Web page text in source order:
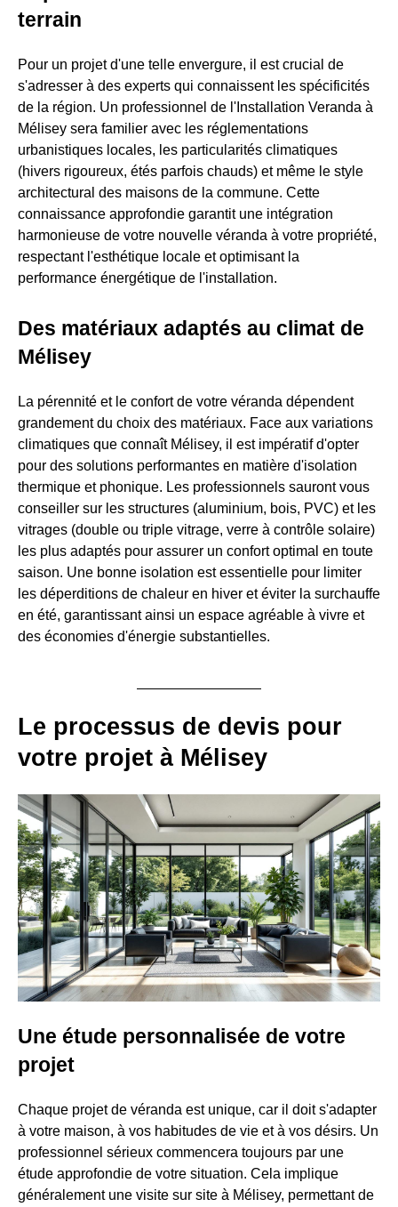
terrain
Pour un projet d'une telle envergure, il est crucial de
s'adresser à des experts qui connaissent les spécificités
de la région. Un professionnel de l'Installation Veranda à
Mélisey sera familier avec les réglementations
urbanistiques locales, les particularités climatiques
(hivers rigoureux, étés parfois chauds) et même le style
architectural des maisons de la commune. Cette
connaissance approfondie garantit une intégration
harmonieuse de votre nouvelle véranda à votre propriété,
respectant l'esthétique locale et optimisant la
performance énergétique de l'installation.
Des matériaux adaptés au climat de
Mélisey
La pérennité et le confort de votre véranda dépendent
grandement du choix des matériaux. Face aux variations
climatiques que connaît Mélisey, il est impératif d'opter
pour des solutions performantes en matière d'isolation
thermique et phonique. Les professionnels sauront vous
conseiller sur les structures (aluminium, bois, PVC) et les
vitrages (double ou triple vitrage, verre à contrôle solaire)
les plus adaptés pour assurer un confort optimal en toute
saison. Une bonne isolation est essentielle pour limiter
les déperditions de chaleur en hiver et éviter la surchauffe
en été, garantissant ainsi un espace agréable à vivre et
des économies d'énergie substantielles.
Le processus de devis pour
votre projet à Mélisey
Une étude personnalisée de votre
projet
Chaque projet de véranda est unique, car il doit s'adapter
à votre maison, à vos habitudes de vie et à vos désirs. Un
professionnel sérieux commencera toujours par une
étude approfondie de votre situation. Cela implique
généralement une visite sur site à Mélisey, permettant de